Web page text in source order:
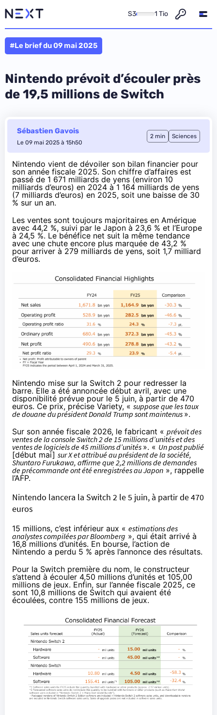
S3 1 Tio
#Le brief du 09 mai 2025
Nintendo prévoit d’écouler près
de 19,5 millions de Switch
Sébastien Gavois
Le 09 mai 2025 à 15h50
2 min Sciences
Nintendo vient de dévoiler son bilan financier pour
son année fiscale 2025. Son chiffre d’affaires est
passé de 1 671 milliards de yens (environ 10
milliards d’euros) en 2024 à 1 164 milliards de yens
(7 milliards d’euros) en 2025, soit une baisse de 30
% sur un an.
Les ventes sont toujours majoritaires en Amérique
avec 44,2 %, suivi par le Japon à 23,6 % et l’Europe
à 24,5 %. Le bénéfice net suit la même tendance
avec une chute encore plus marquée de 43,2 %
pour arriver à 279 milliards de yens, soit 1,7 milliard
d’euros.
Nintendo mise sur la Switch 2 pour redresser la
barre. Elle a été annoncée début avril, avec une
disponibilité prévue pour le 5 juin, à partir de 470
euros. Ce prix, précise Variety, « suppose que les taux
de douane du président Donald Trump sont maintenus ».
Sur son année fiscale 2026, le fabricant « prévoit des
ventes de la console Switch 2 de 15 millions d’unités et des
ventes de logiciels de 45 millions d’unités ». « Un post publié
[début mai] sur X et attribué au président de la société,
Shuntaro Furukawa, affirme que 2,2 millions de demandes
de précommande ont été enregistrées au Japon », rappelle
l’AFP.
Nintendo lancera la Switch 2 le 5 juin, à partir de 470
euros
15 millions, c’est inférieur aux « estimations des
analystes compilées par Bloomberg », qui était arrivé à
16,8 millions d’unités. En bourse, l’action de
Nintendo a perdu 5 % après l’annonce des résultats.
Pour la Switch première du nom, le constructeur
s’attend à écouler 4,50 millions d’unités et 105,00
millions de jeux. Enfin, sur l’année fiscale 2025, ce
sont 10,8 millions de Switch qui avaient été
écoulées, contre 155 millions de jeux.